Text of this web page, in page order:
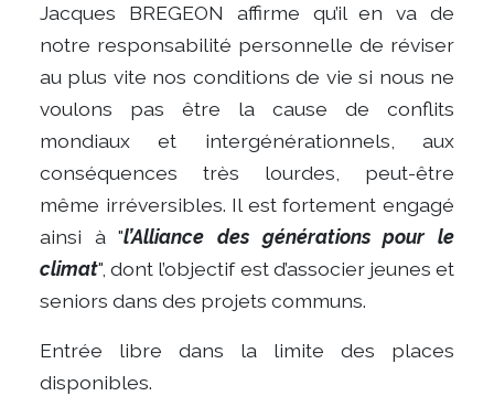
Jacques BREGEON affirme qu’il en va de
notre responsabilité personnelle de réviser
au plus vite nos conditions de vie si nous ne
voulons pas être la cause de conflits
mondiaux et intergénérationnels, aux
conséquences très lourdes, peut-être
même irréversibles. Il est fortement engagé
ainsi à "l’Alliance des générations pour le
climat", dont l’objectif est d’associer jeunes et
seniors dans des projets communs.
Entrée libre dans la limite des places
disponibles.